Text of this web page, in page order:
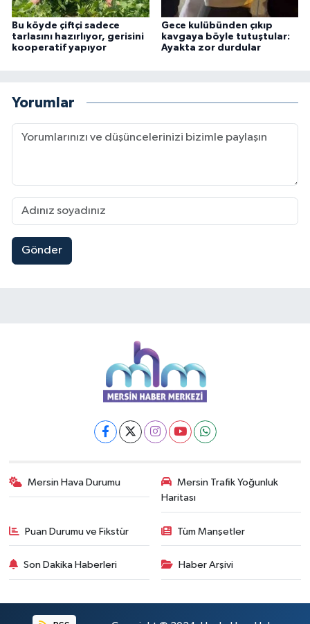
Bu köyde çiftçi sadece
tarlasını hazırlıyor, gerisini
kooperatif yapıyor
Gece kulübünden çıkıp
kavgaya böyle tutuştular:
Ayakta zor durdular
Yorumlar
Gönder
Mersin Hava Durumu
Mersin Trafik Yoğunluk
Haritası
Puan Durumu ve Fikstür Tüm Manşetler
Son Dakika Haberleri Haber Arşivi